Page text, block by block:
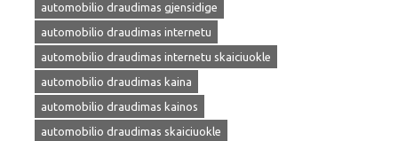
automobilio draudimas gjensidige
automobilio draudimas internetu
automobilio draudimas internetu skaiciuokle
automobilio draudimas kaina
automobilio draudimas kainos
automobilio draudimas skaiciuokle